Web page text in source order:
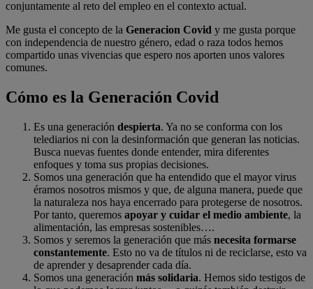
conjuntamente al reto del empleo en el contexto actual.
Me gusta el concepto de la Generacion Covid y me gusta porque
con independencia de nuestro género, edad o raza todos hemos
compartido unas vivencias que espero nos aporten unos valores
comunes.
Cómo es la Generación Covid
Es una generación despierta. Ya no se conforma con los
telediarios ni con la desinformación que generan las noticias.
Busca nuevas fuentes donde entender, mira diferentes
enfoques y toma sus propias decisiones.
Somos una generación que ha entendido que el mayor virus
éramos nosotros mismos y que, de alguna manera, puede que
la naturaleza nos haya encerrado para protegerse de nosotros.
Por tanto, queremos apoyar y cuidar el medio ambiente, la
alimentación, las empresas sostenibles….
Somos y seremos la generación que más necesita formarse
constantemente. Esto no va de títulos ni de reciclarse, esto va
de aprender y desaprender cada día.
Somos una generación más solidaria. Hemos sido testigos de